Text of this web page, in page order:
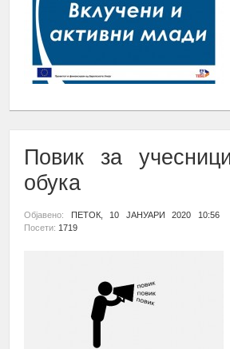
Повик за
обука
Објавено:
ПЕТОК, 10 ЈАНУАРИ 2020 10:56
Посети: 1719